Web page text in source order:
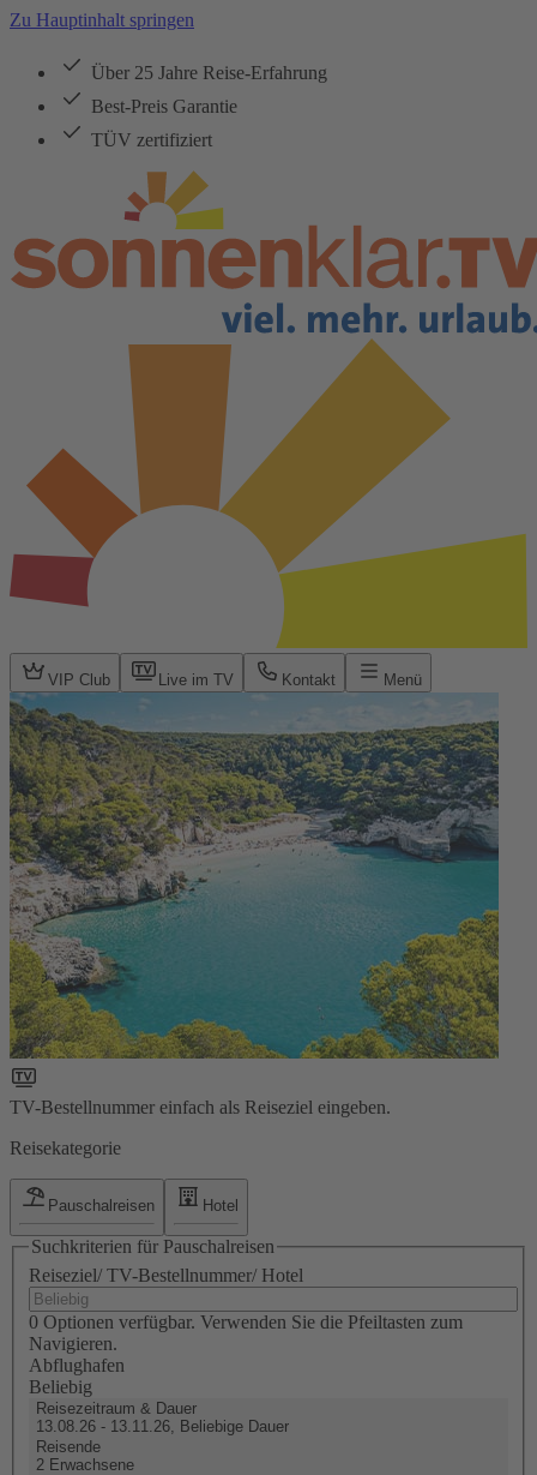
Zu Hauptinhalt springen
Über 25 Jahre Reise-Erfahrung
Best-Preis Garantie
TÜV zertifiziert
VIP Club Live im TV Kontakt Menü
TV-Bestellnummer einfach als Reiseziel eingeben.
Reisekategorie
Pauschalreisen Hotel
Suchkriterien für Pauschalreisen
Reiseziel/ TV-Bestellnummer/ Hotel
0 Optionen verfügbar. Verwenden Sie die Pfeiltasten zum
Navigieren.
Abflughafen
Beliebig
Reisezeitraum & Dauer
13.08.26 - 13.11.26, Beliebige Dauer
Reisende
2 Erwachsene